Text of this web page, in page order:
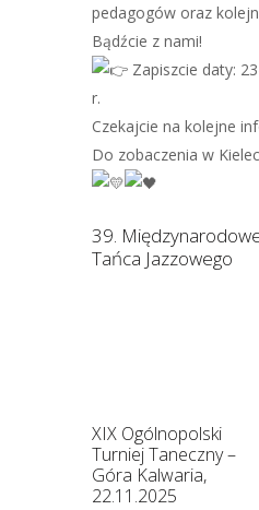
pedagogów oraz
Bądźcie z nami!
Zapiszcie daty:
r.
Czekajcie na kolejne
Do zobaczenia w
39.
Tańca Jazzowego
XIX Ogólnopolski
Turniej Taneczny –
Góra Kalwaria,
22.11.2025